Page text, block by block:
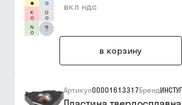
?
вкл ндс
в корзину
Артикул00001613317Бренд